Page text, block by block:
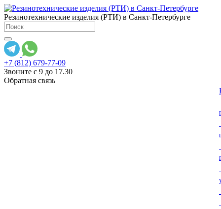
Резинотехнические изделия (РТИ) в Санкт-Петербурге
+7 (812) 679-77-09
Звоните с 9 до 17.30
Обратная связь